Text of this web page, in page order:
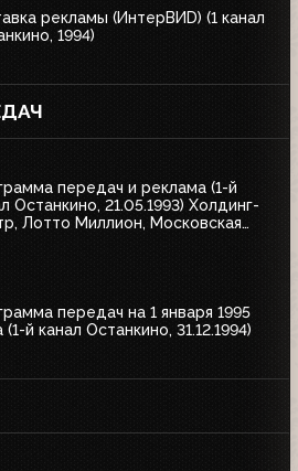
рекламы (ИнтерВИD) (1 канал
1994)
передач и реклама (1-й
Останкино, 21.05.1993) Холдинг-
Лотто Миллион, Московская
передач на 1 января 1995
(1-й канал Останкино, 31.12.1994)